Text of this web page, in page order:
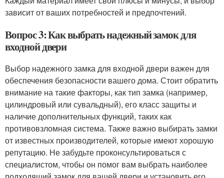
зависит от ваших потребностей и предпочтений.
Вопрос 3: Как выбрать надежный замок для
входной двери
Выбор надежного замка для входной двери важен для
обеспечения безопасности вашего дома. Стоит обратить
внимание на такие факторы, как тип замка (например,
цилиндровый или сувальдный), его класс защиты и
наличие дополнительных функций, таких как
противовзломная система. Также важно выбирать замки
от известных производителей, которые имеют хорошую
репутацию. Не забудьте проконсультироваться с
специалистом, чтобы он помог вам выбрать наиболее